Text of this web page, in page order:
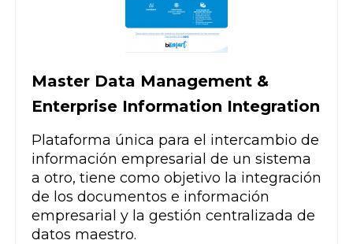
Master Data Management &
Enterprise Information Integration
Plataforma única para el intercambio de
información empresarial de un sistema
a otro, tiene como objetivo la integración
de los documentos e información
empresarial y la gestión centralizada de
datos maestro.